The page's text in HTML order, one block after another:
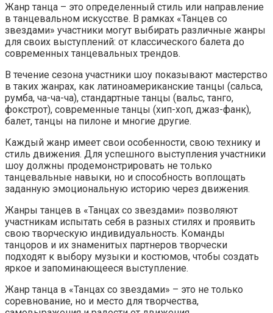
Жанр танца – это определенный стиль или направление
в танцевальном искусстве. В рамках «Танцев со
звездами» участники могут выбирать различные жанры
для своих выступлений: от классического балета до
современных танцевальных трендов.
В течение сезона участники шоу показывают мастерство
в таких жанрах, как латиноамериканские танцы (сальса,
румба, ча-ча-ча), стандартные танцы (вальс, танго,
фокстрот), современные танцы (хип-хоп, джаз-фанк),
балет, танцы на пилоне и многие другие.
Каждый жанр имеет свои особенности, свою технику и
стиль движения. Для успешного выступления участники
шоу должны продемонстрировать не только
танцевальные навыки, но и способность воплощать
заданную эмоциональную историю через движения.
Жанры танцев в «Танцах со звездами» позволяют
участникам испытать себя в разных стилях и проявить
свою творческую индивидуальность. Команды
танцоров и их знаменитых партнеров творчески
подходят к выбору музыки и костюмов, чтобы создать
яркое и запоминающееся выступление.
Жанр танца в «Танцах со звездами» – это не только
соревнование, но и место для творчества,